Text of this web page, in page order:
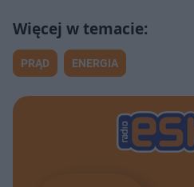
PRĄD ENERGIA